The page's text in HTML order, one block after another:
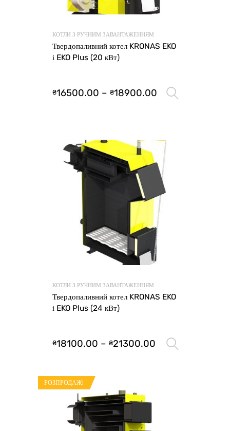
КОТЛИ З РУЧНИМ ЗАВАНТАЖЕННЯМ
Твердопаливний котел KRONAS EKO
і EKO Plus (20 кВт)
₴16500.00 – ₴18900.00
КОТЛИ З РУЧНИМ ЗАВАНТАЖЕННЯМ
Твердопаливний котел KRONAS EKO
і EKO Plus (24 кВт)
₴18100.00 – ₴21300.00
РОЗПРОДАЖ!